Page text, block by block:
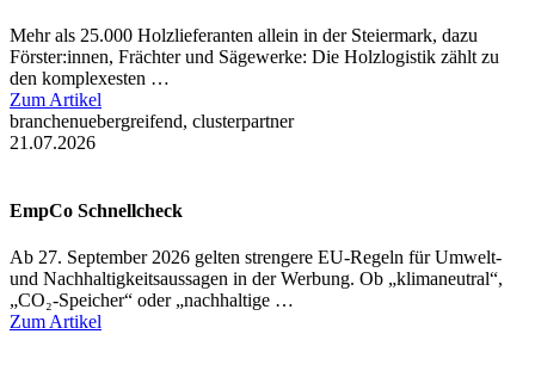
Mehr als 25.000 Holzlieferanten allein in der Steiermark, dazu
Förster:innen, Frächter und Sägewerke: Die Holzlogistik zählt zu
den komplexesten …
Zum Artikel
branchenuebergreifend, clusterpartner
21.07.2026
EmpCo Schnellcheck
Ab 27. September 2026 gelten strengere EU-Regeln für Umwelt-
und Nachhaltigkeitsaussagen in der Werbung. Ob „klimaneutral“,
„CO₂-Speicher“ oder „nachhaltige …
Zum Artikel